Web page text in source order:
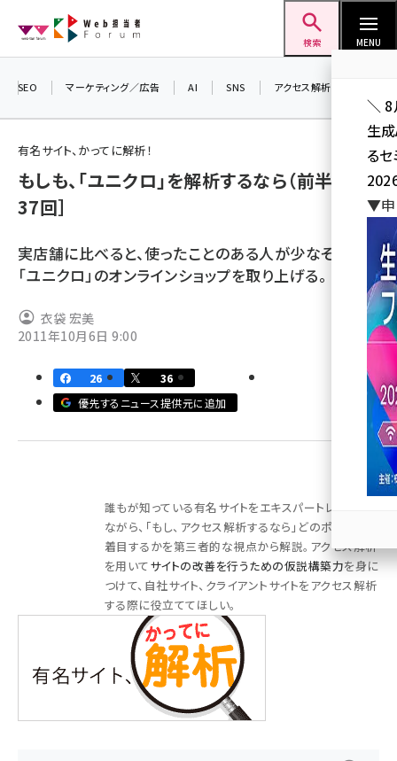
ン
検索 MENU
youtube (2449)
セミナー (2318)
meo (1282)
SEO マーケティング／広告 AI SNS アクセス解析／データ分析
有名サイト、かってに解析！
もしも、「ユニクロ」を解析するなら（前半）［第
37回］
実店舗に比べると、使ったことのある人が少なそうな
「ユニクロ」のオンラインショップを取り上げる。
衣袋 宏美
2011年10月6日 9:00
26
36
優先するニュース提供元に追加
誰もが知っている有名サイトをエキスパートレビューし
ながら、「もし、アクセス解析するなら」どのポイントに
着目するかを第三者的な視点から解説。アクセス解析
を用いてサイトの改善を行うための仮説構築力を身に
つけて、自社サイト、クライアントサイトをアクセス解析
する際に役立ててほしい。
＼ 8
生
る
▼申